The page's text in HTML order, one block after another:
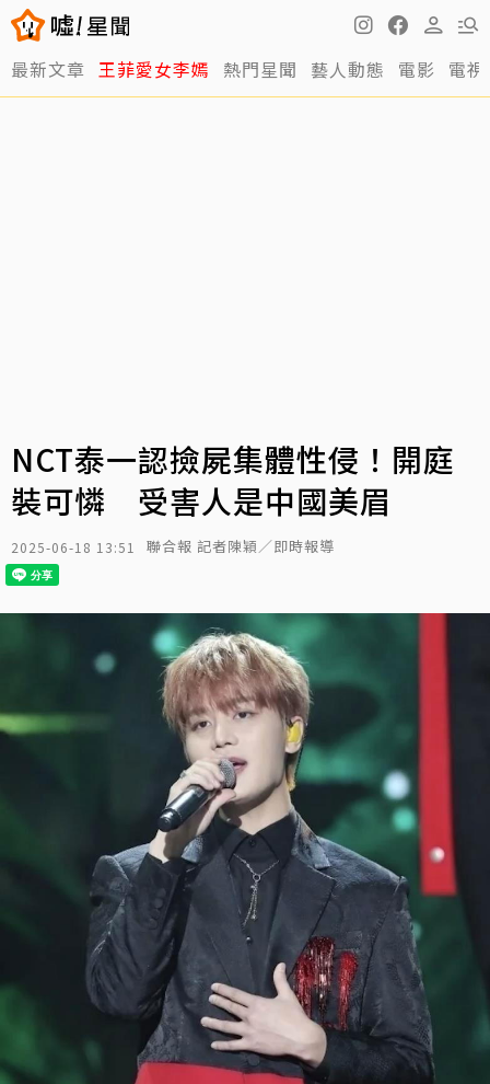
最新文章 王菲愛女李嫣 熱門星聞 藝人動態 電影 電視
NCT泰一認撿屍集體性侵！開庭
裝可憐 受害人是中國美眉
2025-06-18 13:51 聯合報 記者陳穎／即時報導